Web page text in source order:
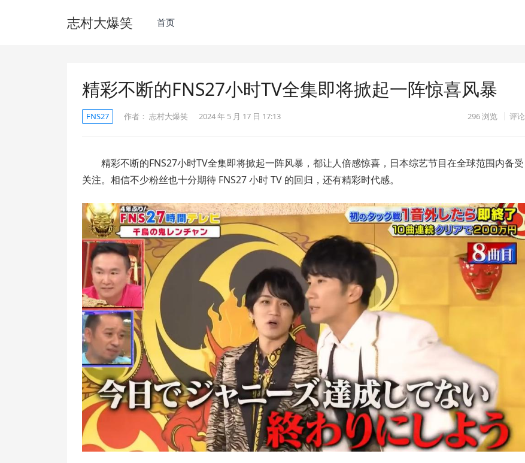
志村大爆笑 首页
精彩不断的FNS27小时TV全集即将掀起一阵惊喜风暴
FNS27 作者： 志村大爆笑 2024 年 5 月 17 日 17:13 296浏览 评论
精彩不断的FNS27小时TV全集即将掀起一阵风暴，都让人倍感惊喜，日本综艺节目在全球范围内备受
关注。相信不少粉丝也十分期待 FNS27 小时 TV 的回归，还有精彩时代感。